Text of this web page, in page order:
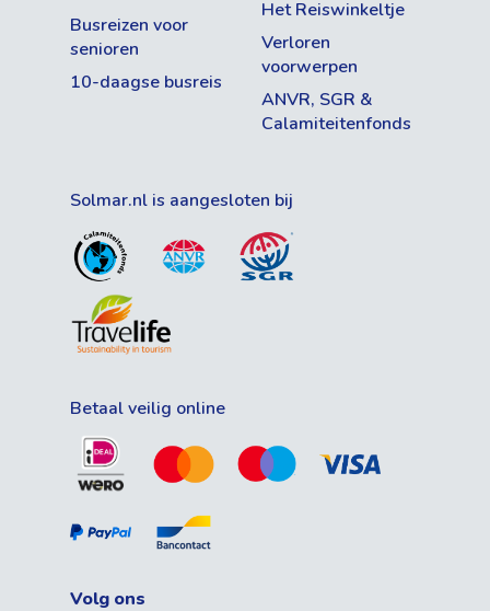
Busreizen voor
senioren
10-daagse busreis
Het Reiswinkeltje
Verloren
voorwerpen
ANVR, SGR &
Calamiteitenfonds
Solmar.nl is aangesloten bij
Betaal veilig online
Volg ons